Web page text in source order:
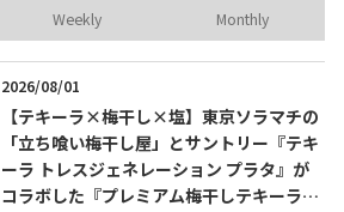
Weekly Monthly
2026/08/01
【テキーラ×梅干し×塩】東京ソラマチの
「立ち喰い梅干し屋」とサントリー『テキ
ーラ トレスジェネレーション プラタ』が
コラボした『プレミアム梅干しテキーラソ